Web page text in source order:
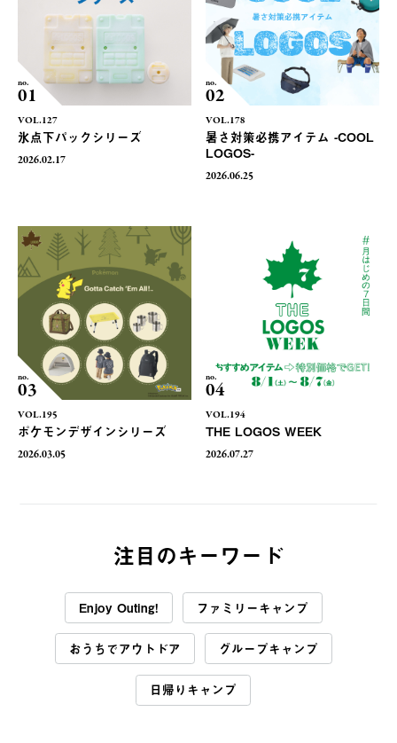
no.
01
VOL.127
氷点下パックシリーズ
2026.02.17
no.
02
VOL.178
暑さ対策必携アイテム -COOL
LOGOS-
2026.06.25
no.
03
VOL.195
ポケモンデザインシリーズ
2026.03.05
no.
04
VOL.194
THE LOGOS WEEK
2026.07.27
注目のキーワード
Enjoy Outing! ファミリーキャンプ
おうちでアウトドア グループキャンプ
日帰りキャンプ